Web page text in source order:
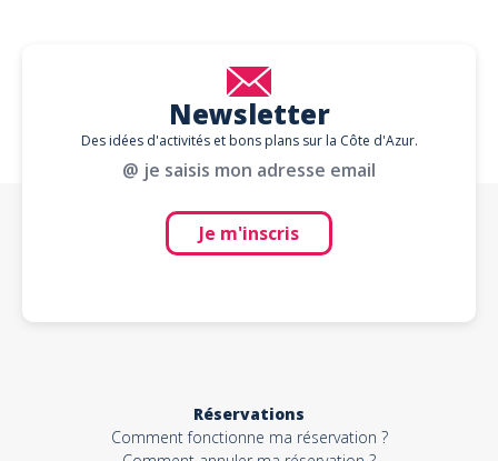
Newsletter
Des idées d'activités et bons plans sur la Côte d'Azur.
@ je saisis mon adresse email
Je m'inscris
Réservations
Comment fonctionne ma réservation ?